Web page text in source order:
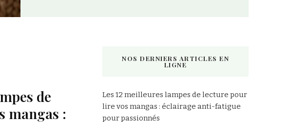
de
mangas :
NOS DERNIERS ARTICLES EN
LIGNE
Les 12 meilleures lampes de lecture pour
lire vos mangas : éclairage anti-fatigue
pour passionnés